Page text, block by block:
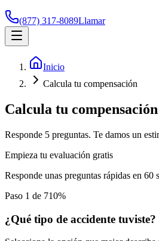
(877) 317-8089Llamar
Inicio
Calcula tu compensación
Calcula tu compensación
Responde 5 preguntas. Te damos un
Empieza tu evaluación gratis
Responde unas preguntas rápidas en 60
Paso 1 de 710%
¿Qué tipo de accidente tuviste?